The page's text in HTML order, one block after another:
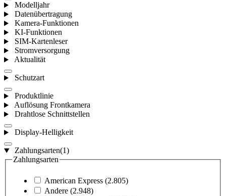
Modelljahr
Datenübertragung
Kamera-Funktionen
KI-Funktionen
SIM-Kartenleser
Stromversorgung
Aktualität
Schutzart
Produktlinie
Auflösung Frontkamera
Drahtlose Schnittstellen
Display-Helligkeit
Zahlungsarten(1)
Zahlungsarten
American Express (2.805)
Andere (2.948)